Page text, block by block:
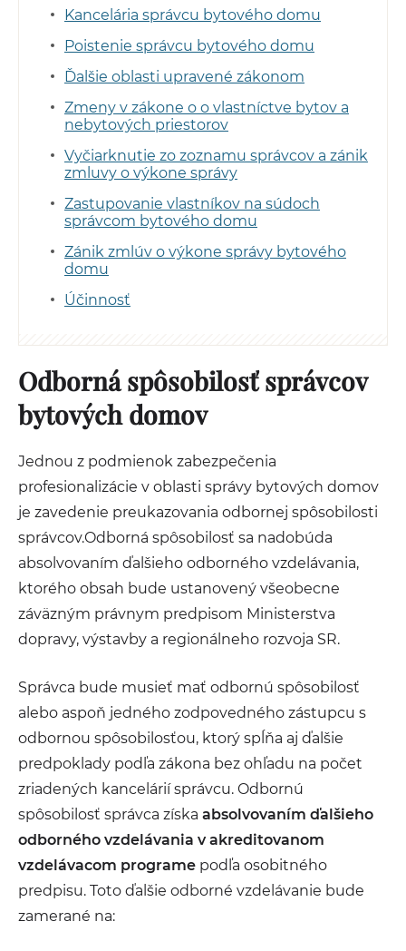
Kancelária správcu bytového domu
Poistenie správcu bytového domu
Ďalšie oblasti upravené zákonom
Zmeny v zákone o o vlastníctve bytov a
nebytových priestorov
Vyčiarknutie zo zoznamu správcov a zánik
zmluvy o výkone správy
Zastupovanie vlastníkov na súdoch
správcom bytového domu
Zánik zmlúv o výkone správy bytového
domu
Účinnosť
Odborná spôsobilosť správcov
bytových domov
Jednou z podmienok zabezpečenia
profesionalizácie v oblasti správy bytových domov
je zavedenie preukazovania odbornej spôsobilosti
správcov.Odborná spôsobilosť sa nadobúda
absolvovaním ďalšieho odborného vzdelávania,
ktorého obsah bude ustanovený všeobecne
záväzným právnym predpisom Ministerstva
dopravy, výstavby a regionálneho rozvoja SR.
Správca bude musieť mať odbornú spôsobilosť
alebo aspoň jedného zodpovedného zástupcu s
odbornou spôsobilosťou, ktorý spĺňa aj ďalšie
predpoklady podľa zákona bez ohľadu na počet
zriadených kancelárií správcu. Odbornú
spôsobilosť správca získa absolvovaním ďalšieho
odborného vzdelávania v akreditovanom
vzdelávacom programe podľa osobitného
predpisu. Toto ďalšie odborné vzdelávanie bude
zamerané na: